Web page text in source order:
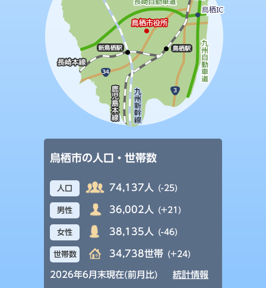
鳥栖市の人口・世帯数
人口 74,137人 (-25)
男性 36,002人 (+21)
女性 38,135人 (-46)
世帯数 34,738世帯 (+24)
2026年6月末現在(前月比) 統計情報